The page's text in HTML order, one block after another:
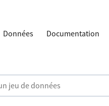
Données Documentation